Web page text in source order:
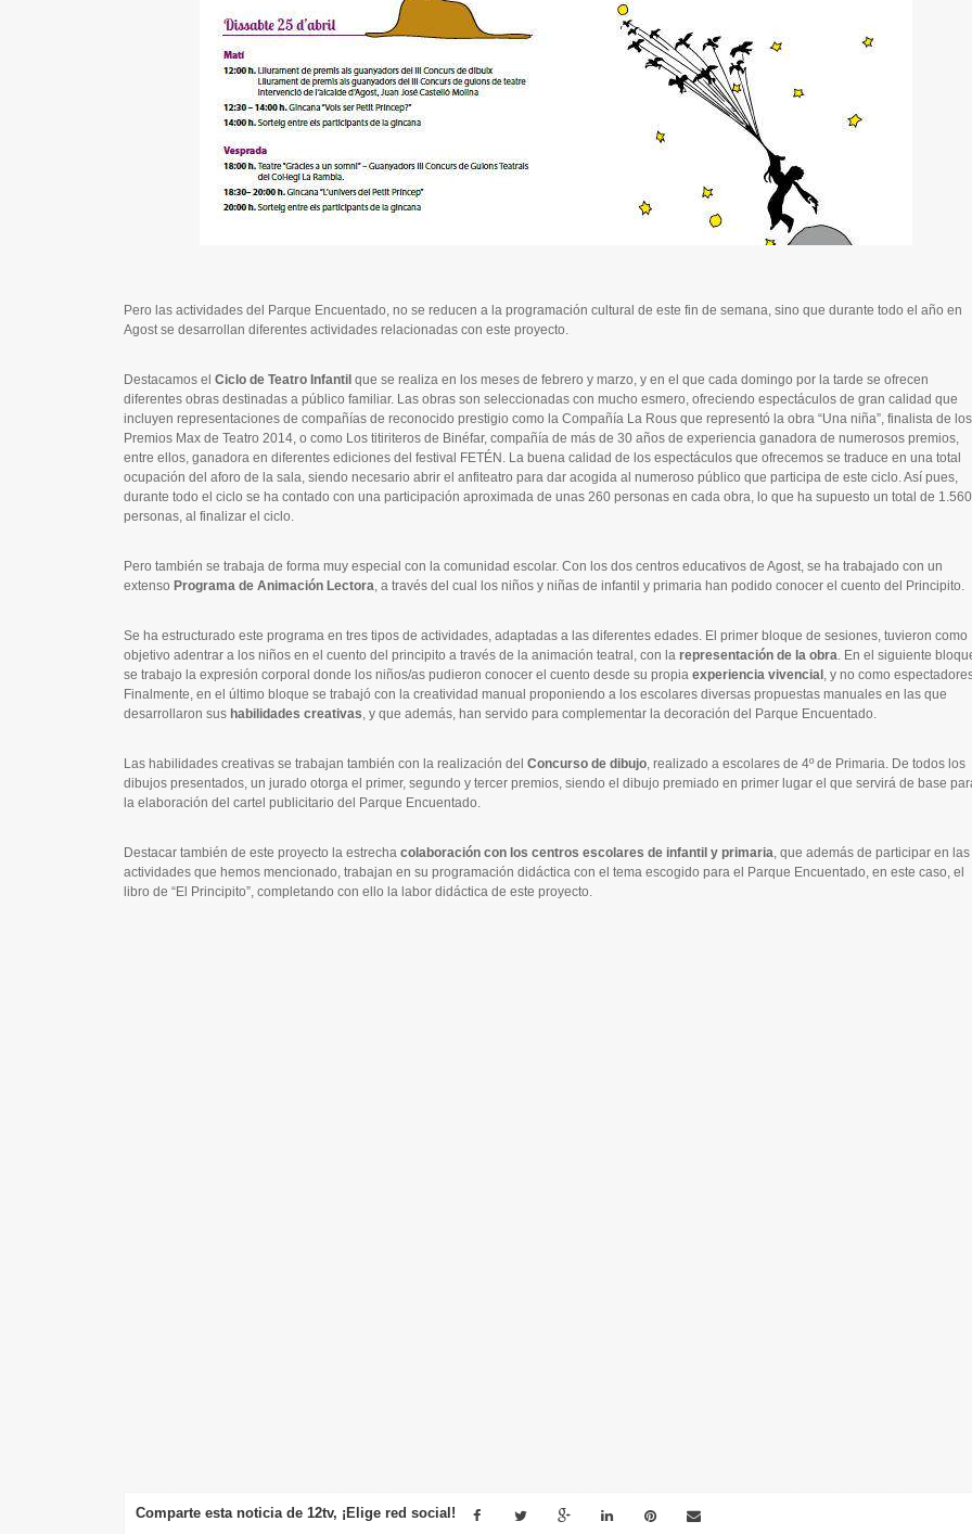
Pero las actividades del Parque Encuentado, no se reducen a la programación cultural de este fin de semana, sino que durante todo el año en
Agost se desarrollan diferentes actividades relacionadas con este proyecto.
Destacamos el Ciclo de Teatro Infantilque se realiza en los meses de febrero y marzo, y en el que cada domingo por la tarde se ofrecen
diferentes obras destinadas a público familiar. Las obras son seleccionadas con mucho esmero, ofreciendo espectáculos de gran calidad que
incluyen representaciones de compañías de reconocido prestigio como la Compañía La Rous que representó la obra “Una niña”, finalista de los
Premios Max de Teatro 2014, o como Los titiriteros de Binéfar, compañía de más de 30 años de experiencia ganadora de numerosos premios,
entre ellos, ganadora en diferentes ediciones del festival FETÉN. La buena calidad de los espectáculos que ofrecemos se traduce en una total
ocupación del aforo de la sala, siendo necesario abrir el anfiteatro para dar acogida al numeroso público que participa de este ciclo. Así pues,
durante todo el ciclo se ha contado con una participación aproximada de unas 260 personas en cada obra, lo que ha supuesto un total de 1.560
personas, al finalizar el ciclo.
Pero también se trabaja de forma muy especial con la comunidad escolar. Con los dos centros educativos de Agost, se ha trabajado con un
extenso Programa de Animación Lectora, a través del cual los niños y niñas de infantil y primaria han podido conocer el cuento del Principito.
Se ha estructurado este programa en tres tipos de actividades, adaptadas a las diferentes edades. El primer bloque de sesiones, tuvieron como
objetivo adentrar a los niños en el cuento del principito a través de la animación teatral, con la representación de la obra. En el siguiente
se trabajo la expresión corporal donde los niños/as pudieron conocer el cuento desde su propia experiencia vivencial, y no como
Finalmente, en el último bloque se trabajó con la creatividad manual proponiendo a los escolares diversas propuestas manuales en las que
desarrollaron sus habilidades creativas, y que además, han servido para complementar la decoración del Parque Encuentado.
Las habilidades creativas se trabajan también con la realización del Concurso de dibujo, realizado a escolares de 4º de Primaria. De todos los
dibujos presentados, un jurado otorga el primer, segundo y tercer premios, siendo el dibujo premiado en primer lugar el que servirá de base
la elaboración del cartel publicitario del Parque Encuentado.
Destacar también de este proyecto la estrecha colaboración con los centros escolares de infantil y primaria, que además de participar en las
actividades que hemos mencionado, trabajan en su programación didáctica con el tema escogido para el Parque Encuentado, en este caso, el
libro de “El Principito”, completando con ello la labor didáctica de este proyecto.
Comparte esta noticia de 12tv, ¡Elige red social!